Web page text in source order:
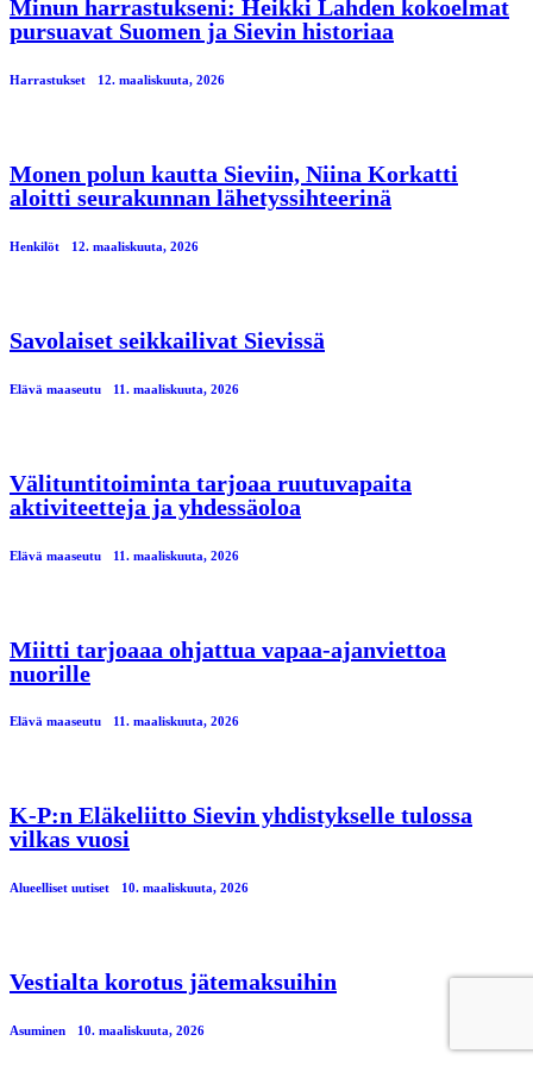
Minun harrastukseni: Heikki Lahden kokoelmat
pursuavat Suomen ja Sievin historiaa
Harrastukset 12. maaliskuuta, 2026
Monen polun kautta Sieviin, Niina Korkatti
aloitti seurakunnan lähetyssihteerinä
Henkilöt 12. maaliskuuta, 2026
Savolaiset seikkailivat Sievissä
Elävä maaseutu 11. maaliskuuta, 2026
Välituntitoiminta tarjoaa ruutuvapaita
aktiviteetteja ja yhdessäoloa
Elävä maaseutu 11. maaliskuuta, 2026
Miitti tarjoaaa ohjattua vapaa-ajanviettoa
nuorille
Elävä maaseutu 11. maaliskuuta, 2026
K-P:n Eläkeliitto Sievin yhdistykselle tulossa
vilkas vuosi
Alueelliset uutiset 10. maaliskuuta, 2026
Vestialta korotus jätemaksuihin
Asuminen 10. maaliskuuta, 2026